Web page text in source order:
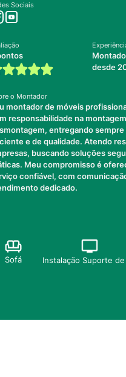
Sociais
desde
o Montador
montador de móveis
responsabilidade na
entregando sempre
e de qualidade. Atendo
buscando soluções
Meu compromisso é
confiável, com
dedicado.
Sofá Instalação Suporte